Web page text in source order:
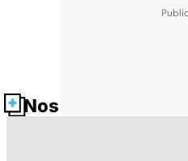
Nos fiches santé